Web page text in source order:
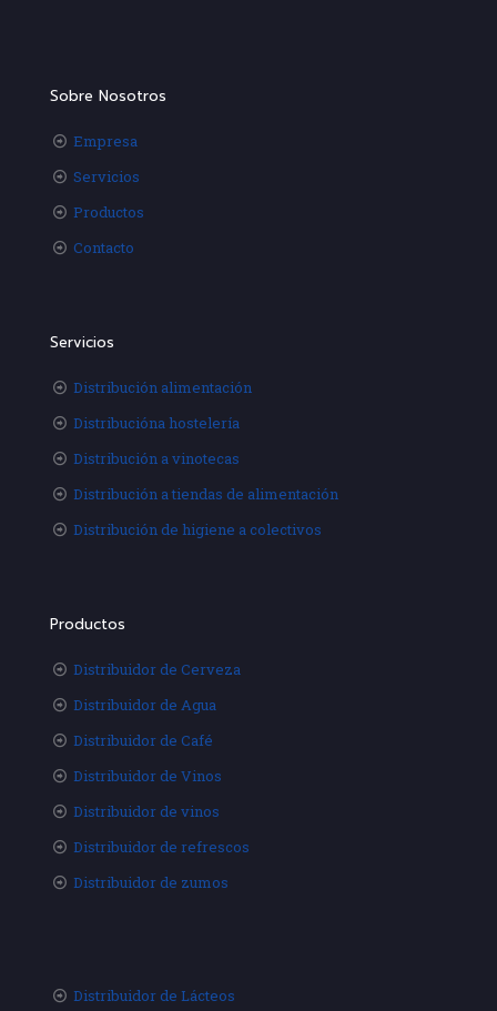
Sobre Nosotros
Empresa
Servicios
Productos
Contacto
Servicios
Distribución alimentación
Distribucióna hostelería
Distribución a vinotecas
Distribución a tiendas de alimentación
Distribución de higiene a colectivos
Productos
Distribuidor de Cerveza
Distribuidor de Agua
Distribuidor de Café
Distribuidor de Vinos
Distribuidor de vinos
Distribuidor de refrescos
Distribuidor de zumos
Distribuidor de Lácteos